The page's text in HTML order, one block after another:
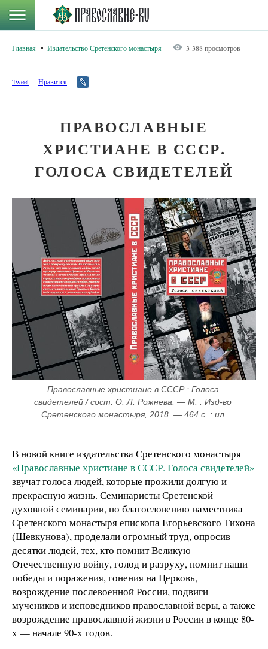
Главная Издательство Сретенского монастыря 3 388 просмотров
Tweet Нравится
ПРАВОСЛАВНЫЕ
ХРИСТИАНЕ В СССР.
ГОЛОСА СВИДЕТЕЛЕЙ
Православные христиане в СССР : Голоса
свидетелей / сост. О. Л. Рожнева. — М. : Изд-во
Сретенского монастыря, 2018. — 464 с. : ил.
В новой книге издательства Сретенского монастыря
«Православные христиане в СССР. Голоса свидетелей»
звучат голоса людей, которые прожили долгую и
прекрасную жизнь. Семинаристы Сретенской
духовной семинарии, по благословению наместника
Сретенского монастыря епископа Егорьевского Тихона
(Шевкунова), проделали огромный труд, опросив
десятки людей, тех, кто помнит Великую
Отечественную войну, голод и разруху, помнит наши
победы и поражения, гонения на Церковь,
возрождение послевоенной России, подвиги
мучеников и исповедников православной веры, а также
возрождение православной жизни в России в конце 80-
х — начале 90-х годов.